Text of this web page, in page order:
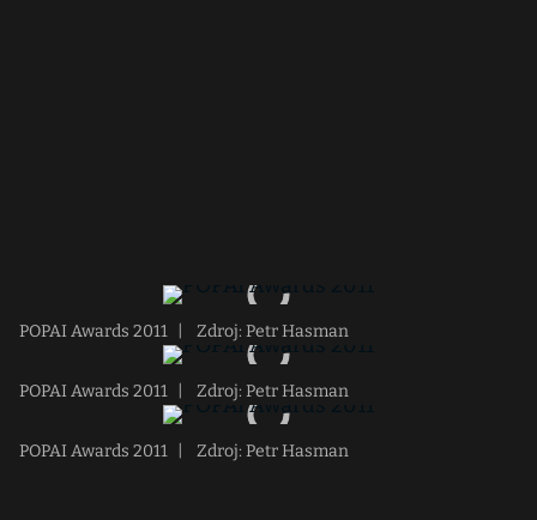
POPAI Awards 2011 Zdroj: Petr Hasman
POPAI Awards 2011 Zdroj: Petr Hasman
POPAI Awards 2011 Zdroj: Petr Hasman